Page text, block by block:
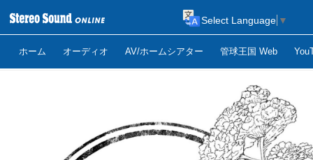
ホーム オーディオ AV/ホームシアター 管球王国 Web
Select Language ▼